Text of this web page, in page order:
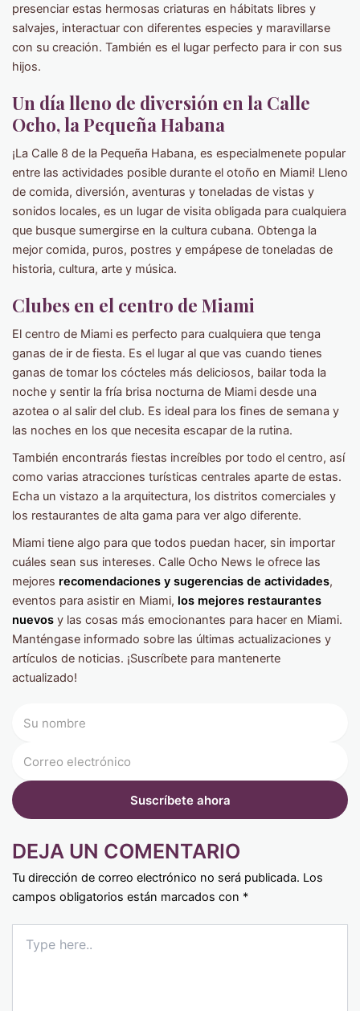
presenciar estas hermosas criaturas en hábitats libres y
salvajes, interactuar con diferentes especies y maravillarse
con su creación. También es el lugar perfecto para ir con sus
hijos.
Un día lleno de diversión en la Calle
Ocho, la Pequeña Habana
¡La Calle 8 de la Pequeña Habana, es especialmenete popular
entre las actividades posible durante el otoño en Miami! Lleno
de comida, diversión, aventuras y toneladas de vistas y
sonidos locales, es un lugar de visita obligada para cualquiera
que busque sumergirse en la cultura cubana. Obtenga la
mejor comida, puros, postres y empápese de toneladas de
historia, cultura, arte y música.
Clubes en el centro de Miami
El centro de Miami es perfecto para cualquiera que tenga
ganas de ir de fiesta. Es el lugar al que vas cuando tienes
ganas de tomar los cócteles más deliciosos, bailar toda la
noche y sentir la fría brisa nocturna de Miami desde una
azotea o al salir del club. Es ideal para los fines de semana y
las noches en los que necesita escapar de la rutina.
También encontrarás fiestas increíbles por todo el centro, así
como varias atracciones turísticas centrales aparte de estas.
Echa un vistazo a la arquitectura, los distritos comerciales y
los restaurantes de alta gama para ver algo diferente.
Miami tiene algo para que todos puedan hacer, sin importar
cuáles sean sus intereses. Calle Ocho News le ofrece las
mejores recomendaciones y sugerencias de actividades,
eventos para asistir en Miami, los mejores restaurantes
nuevos y las cosas más emocionantes para hacer en Miami.
Manténgase informado sobre las últimas actualizaciones y
artículos de noticias. ¡Suscríbete para mantenerte
actualizado!
DEJA UN COMENTARIO
Tu dirección de correo electrónico no será publicada. Los
campos obligatorios están marcados con *
here..